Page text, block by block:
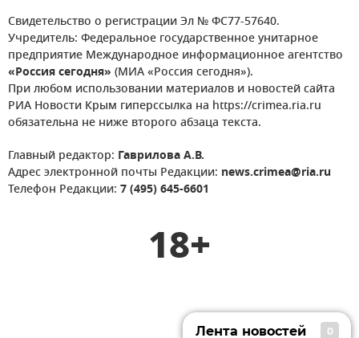
Свидетельство о регистрации Эл № ФС77-57640.
Учредитель: Федеральное государственное унитарное
предприятие Международное информационное агентство
«Россия сегодня» (МИА «Россия сегодня»).
При любом использовании материалов и новостей сайта
РИА Новости Крым гиперссылка на https://crimea.ria.ru
обязательна не ниже второго абзаца текста.
Главный редактор: Гаврилова А.В.
Адрес электронной почты Редакции: news.crimea@ria.ru
Телефон Редакции: 7 (495) 645-6601
18+
Лента новостей 0